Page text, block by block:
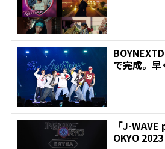
で完成。
「J-